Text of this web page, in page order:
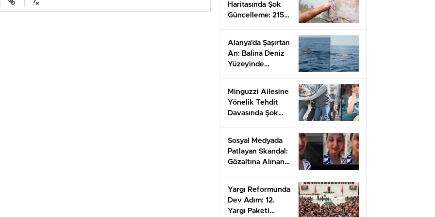
Haritasında Şok
Güncelleme: 215
Alanya’da Şaşırtan
An: Balina Deniz
Yüzeyinde
Minguzzi Ailesine
Yönelik Tehdit
Davasında Şok
Sosyal Medyada
Patlayan Skandal:
Gözaltına Alınan
Yargı Reformunda
Dev Adım: 12.
Yargı Paketi